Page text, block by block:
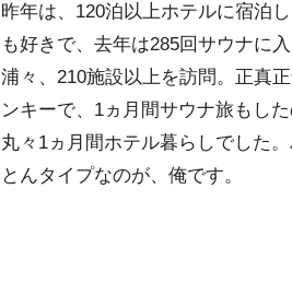
昨年は、120泊以上ホテルに宿泊
も好きで、去年は285回サウナに
浦々、210施設以上を訪問。正真
ンキーで、1ヵ月間サウナ旅もし
丸々1ヵ月間ホテル暮らしでした
とんタイプなのが、俺です。